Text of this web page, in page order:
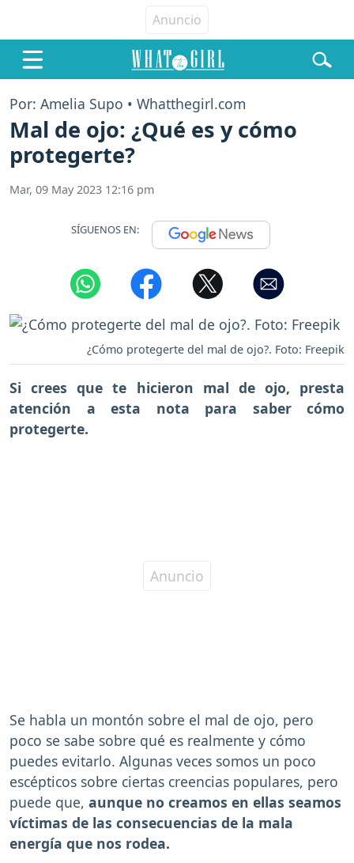
Por: Amelia Supo • Whatthegirl.com
Mal de ojo: ¿Qué es y cómo
protegerte?
Mar, 09 May 2023 12:16 pm
SÍGUENOS EN:
¿Cómo protegerte del mal de ojo?. Foto: Freepik
Si crees que te hicieron mal de ojo, presta
atención a esta nota para saber cómo
protegerte.
Se habla un montón sobre el mal de ojo, pero
poco se sabe sobre qué es realmente y cómo
puedes evitarlo. Algunas veces somos un poco
escépticos sobre ciertas creencias populares, pero
puede que, aunque no creamos en ellas seamos
víctimas de las consecuencias de la mala
energía que nos rodea.